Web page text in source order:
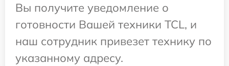
Вы получите уведомление о
готовности Вашей техники TCL, и
наш сотрудник привезет технику по
указанному адресу.